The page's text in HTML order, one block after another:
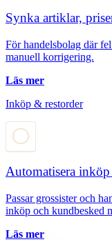
Synka artiklar,
För handelsbolag där
manuell korrigering.
Läs mer
Inköp & restorder
Automatisera
Passar grossister och
inköp och kundbesked
Läs mer